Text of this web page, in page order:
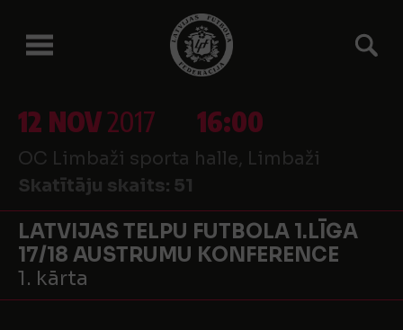
12 NOV2017 16:00
OC Limbaži sporta halle, Limbaži
Skatītāju skaits: 51
LATVIJAS TELPU FUTBOLA 1.LĪGA
17/18 AUSTRUMU KONFERENCE
1. kārta